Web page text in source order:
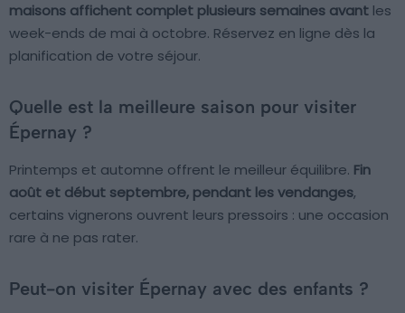
maisons affichent complet plusieurs semaines avant les
week-ends de mai à octobre. Réservez en ligne dès la
planification de votre séjour.
Quelle est la meilleure saison pour visiter
Épernay ?
Printemps et automne offrent le meilleur équilibre. Fin
août et début septembre, pendant les vendanges,
certains vignerons ouvrent leurs pressoirs : une occasion
rare à ne pas rater.
Peut-on visiter Épernay avec des enfants ?